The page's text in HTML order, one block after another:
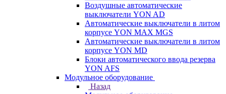
Воздушные автоматические
выключатели YON AD
Автоматические выключатели в литом
корпусе YON MAX MGS
Автоматические выключатели в литом
корпусе YON MD
Блоки автоматического ввода резерва
YON AFS
Модульное оборудование
Назад